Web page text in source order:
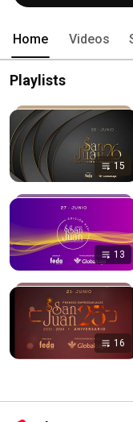
Las asociaciones
Home Videos
Playlists
15
13
16